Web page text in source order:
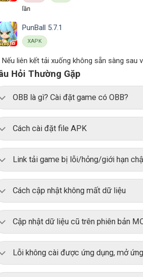
lần
PunBall 5.7.1
XAPK
Nếu liên kết tải xuống không sẵn sàng sau
Hỏi Thường Gặp
OBB là gì? Cài đặt game có OBB?
Cách cài đặt file APK
Link tải game bị lỗi/hỏng/giới hạn
Cách cập nhật không mất dữ liệu
Cập nhật dữ liệu cũ trên phiên bản
Lỗi không cài được ứng dụng, mở